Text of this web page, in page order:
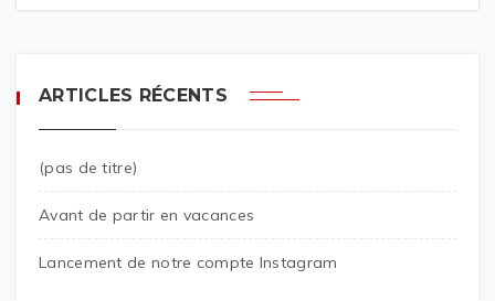
ARTICLES RÉCENTS
(pas de titre)
Avant de partir en vacances
Lancement de notre compte Instagram